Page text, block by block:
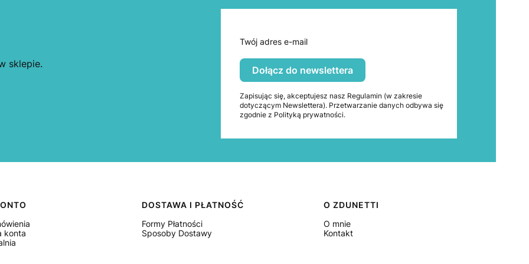
sklepie.
Twój adres e-mail
Dołącz do newslettera
Zapisując się, akceptujesz nasz Regulamin (w zakresie
dotyczącym Newslettera). Przetwarzanie danych odbywa się
zgodnie z Polityką prywatności.
konta
DOSTAWA I PŁATNOŚĆ
Formy Płatności
Sposoby Dostawy
O ZDUNETTI
O mnie
Kontakt